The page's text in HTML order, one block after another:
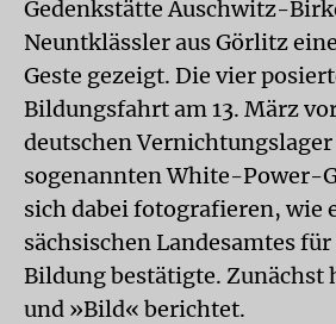
Gedenkstätte Auschwitz-
Neuntklässler aus Görlitz
Geste gezeigt. Die vier
Bildungsfahrt am 13. März
deutschen
sogenannten White-Power-
sich dabei fotografieren, wie
sächsischen Landesamtes
Bildung bestätigte. Zunächst
und »Bild« berichtet.